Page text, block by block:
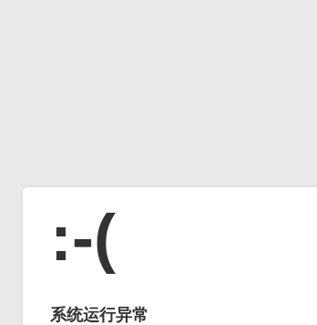
:-(
系统运行异常